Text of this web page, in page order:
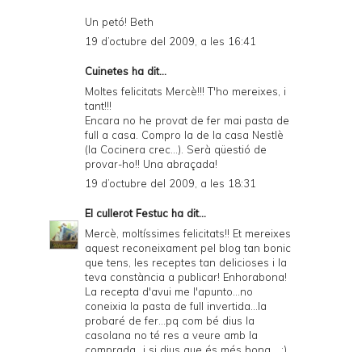
Un petó! Beth
19 d’octubre del 2009, a les 16:41
Cuinetes ha dit...
Moltes felicitats Mercè!!! T'ho mereixes, i
tant!!!
Encara no he provat de fer mai pasta de
full a casa. Compro la de la casa Nestlè
(la Cocinera crec...). Serà qüestió de
provar-ho!! Una abraçada!
19 d’octubre del 2009, a les 18:31
El cullerot Festuc ha dit...
Mercè, moltíssimes felicitats!! Et mereixes
aquest reconeixament pel blog tan bonic
que tens, les receptes tan delicioses i la
teva constància a publicar! Enhorabona!
La recepta d'avui me l'apunto...no
coneixia la pasta de full invertida...la
probaré de fer...pq com bé dius la
casolana no té res a veure amb la